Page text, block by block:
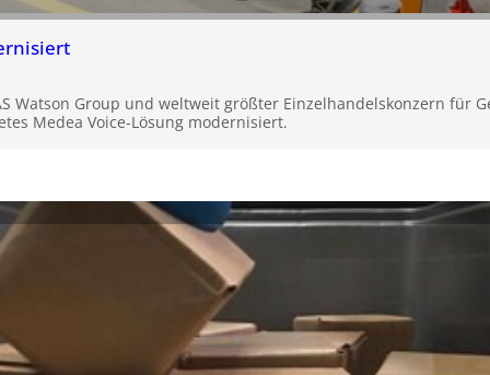
Watson Group und weltweit größter Einzelhandelskonzern für
Medea Voice-Lösung modernisiert.